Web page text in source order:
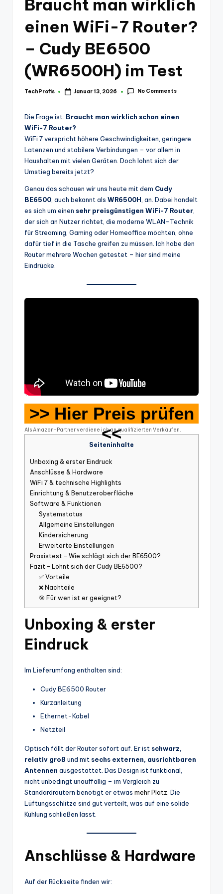
Braucht man wirklich
einen WiFi-7 Router?
– Cudy BE6500
(WR6500H) im Test
Posted
TechProfis Januar 13, 2026 No Comments
Die Frage ist: Braucht man wirklich schon einen
WiFi-7 Router?
WiFi 7 verspricht höhere Geschwindigkeiten, geringere
Latenzen und stabilere Verbindungen – vor allem in
Haushalten mit vielen Geräten. Doch lohnt sich der
Umstieg bereits jetzt?
Genau das schauen wir uns heute mit dem Cudy
BE6500, auch bekannt als WR6500H, an. Dabei handelt
es sich um einen sehr preisgünstigen WiFi-7 Router,
der sich an Nutzer richtet, die moderne WLAN-Technik
für Streaming, Gaming oder Homeoffice möchten, ohne
dafür tief in die Tasche greifen zu müssen. Ich habe den
Router mehrere Wochen getestet – hier sind meine
Eindrücke.
>> Hier Preis prüfen
<<
Als Amazon-Partner verdiene ich an qualifizierten Verkäufen.
Seiteninhalte
Unboxing & erster Eindruck
Anschlüsse & Hardware
WiFi 7 & technische Highlights
Einrichtung & Benutzeroberfläche
Software & Funktionen
Systemstatus
Allgemeine Einstellungen
Kindersicherung
Erweiterte Einstellungen
Praxistest – Wie schlägt sich der BE6500?
Fazit – Lohnt sich der Cudy BE6500?
✅ Vorteile
❌ Nachteile
🎯 Für wen ist er geeignet?
Unboxing & erster
Eindruck
Im Lieferumfang enthalten sind:
Cudy BE6500 Router
Kurzanleitung
Ethernet-Kabel
Netzteil
Optisch fällt der Router sofort auf. Er ist schwarz,
relativ groß und mit sechs externen, ausrichtbaren
Antennen ausgestattet. Das Design ist funktional,
nicht unbedingt unauffällig – im Vergleich zu
Standardroutern benötigt er etwas mehr Platz . Die
Lüftungsschlitze sind gut verteilt, was auf eine solide
Kühlung schließen lässt.
Anschlüsse & Hardware
Auf der Rückseite finden wir: